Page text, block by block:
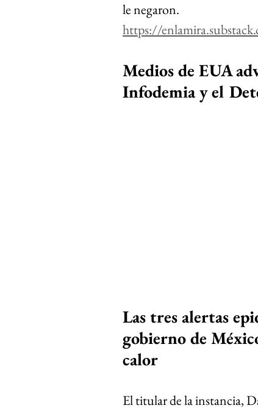
le negaron.
https://
Medios de EUA
Infodemia y el
Las tres alertas
gobierno de
calor
El titular de la instancia,